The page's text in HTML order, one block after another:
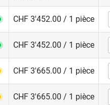
CHF 3'452.00 / 1 pièce
CHF 3'452.00 / 1 pièce
CHF 3'665.00 / 1 pièce
CHF 3'665.00 / 1 pièce